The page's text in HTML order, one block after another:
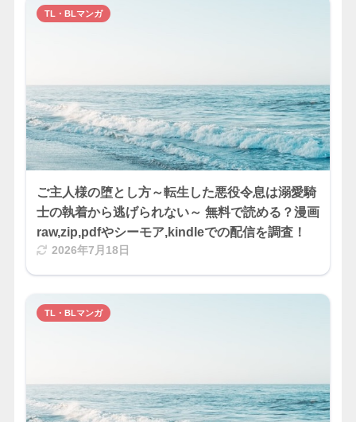
ご主人様の堕とし方～転生した悪役令息は溺愛騎
士の執着から逃げられない～ 無料で読める？漫画
raw,zip,pdfやシーモア,kindleでの配信を調査！
2026年7月18日
TL・BLマンガ
TL・BLマンガ